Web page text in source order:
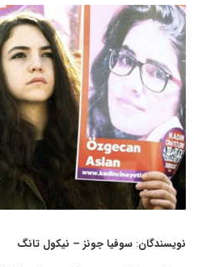
نویسندگان: سوفیا جونز – نیکول تانگ